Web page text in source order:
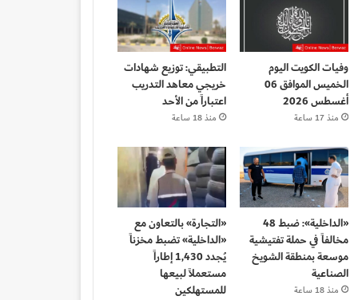
وفيات الكويت اليوم
الخميس الموافق 06
أغسطس 2026
منذ 17 ساعة
التطبيقي: توزيع شهادات
خريجي معاهد التدريب
اعتباراً من الأحد
منذ 18 ساعة
«الداخلية»: ضبط 48
مخالفاً في حملة تفتيشية
موسعة بمنطقة الشويخ
الصناعية
منذ 18 ساعة
«التجارة» بالتعاون مع
«الداخلية» تضبط مخزناً
يُجدد 1,430 إطاراً
مستعملاً لبيعها
للمستهلكين